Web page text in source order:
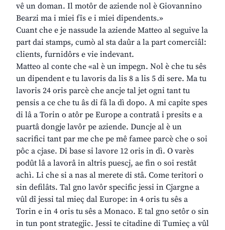
vê un doman. Il motôr de aziende nol è Giovannino
Bearzi ma i miei fîs e i miei dipendents.»
Cuant che e je nassude la aziende Matteo al seguive la
part dai stamps, cumò al sta daûr a la part comerciâl:
clients, furnidôrs e vie indevant.
Matteo al conte che «al è un impegn. Nol è che tu sês
un dipendent e tu lavoris da lis 8 a lis 5 di sere. Ma tu
lavoris 24 oris parcè che ancje tal jet ogni tant tu
pensis a ce che tu âs di fâ la dì dopo. A mi capite spes
di lâ a Torin o atôr pe Europe a contratâ i presits e a
puartâ dongje lavôr pe aziende. Duncje al è un
sacrifici tant par me che pe mê famee parcè che o soi
pôc a cjase. Di base si lavore 12 oris in dì. O varès
podût lâ a lavorâ in altris puescj, ae fin o soi restât
achì. Li che si a nas al merete di stâ. Come teritori o
sin defilâts. Tal gno lavôr specific jessi in Cjargne a
vûl dî jessi tal mieç dal Europe: in 4 oris tu sês a
Torin e in 4 oris tu sês a Monaco. E tal gno setôr o sin
in tun pont strategjic. Jessi te citadine di Tumieç a vûl